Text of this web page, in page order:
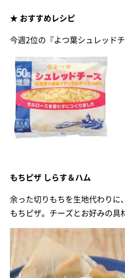
★ おすすめレシピ
今週2位の『よつ葉シュレッド
もちピザ しらす＆ハム
余った切りもちを生地代わりに
もちピザ。チーズとお好みの具